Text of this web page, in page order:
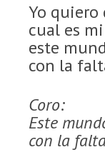
Yo quiero
cual es
este
con la
Coro:
Este
con la